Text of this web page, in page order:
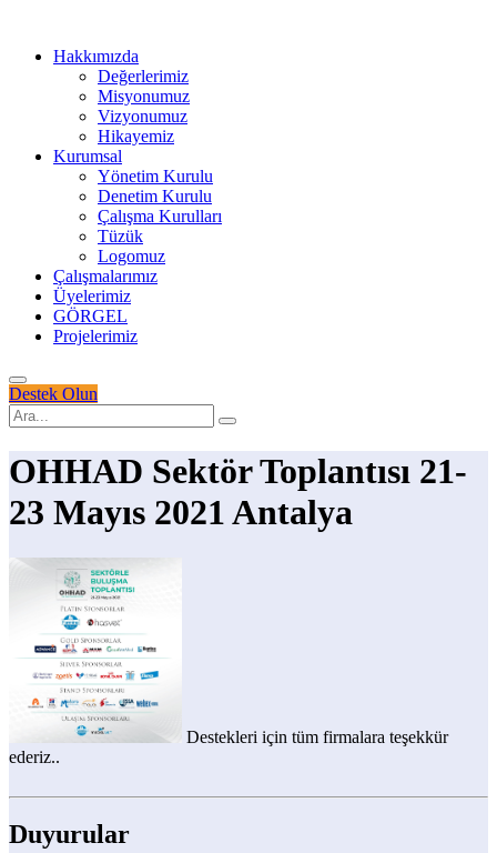
Hakkımızda
Değerlerimiz
Misyonumuz
Vizyonumuz
Hikayemiz
Kurumsal
Yönetim Kurulu
Denetim Kurulu
Çalışma Kurulları
Tüzük
Logomuz
Çalışmalarımız
Üyelerimiz
GÖRGEL
Projelerimiz
Destek Olun
OHHAD Sektör Toplantısı 21-
23 Mayıs 2021 Antalya
Destekleri için tüm firmalara teşekkür
ederiz..
Duyurular